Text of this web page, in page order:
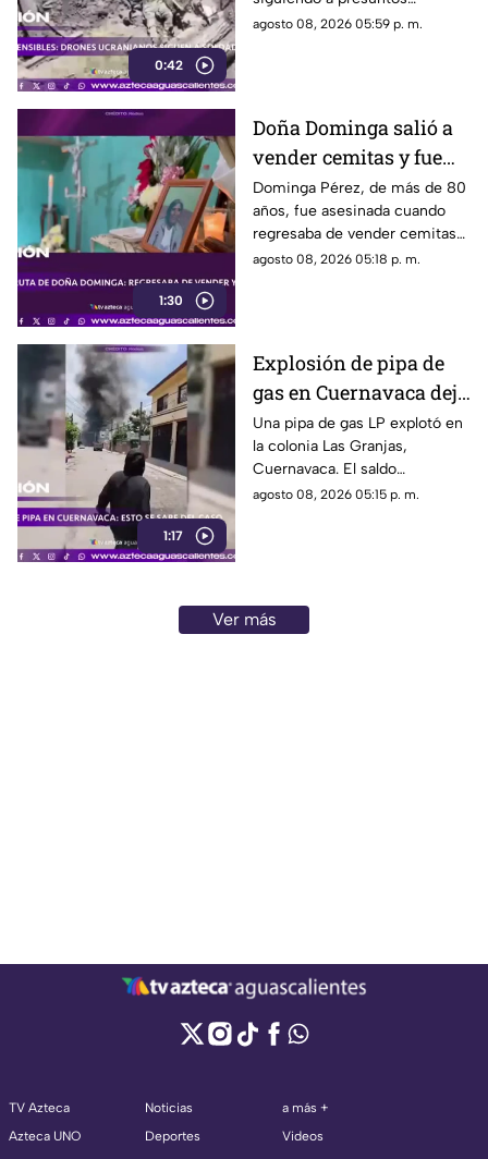
0:42
soldados rusos antes de un
agosto 08, 2026 05:59 p. m.
1:30
Doña Dominga salió a
vender cemitas y fue
asesinada al regresar a
casa; así fue la agresión
(VIDEO)
Dominga Pérez, de más de 80
años, fue asesinada cuando
regresaba de vender cemitas
en Chachapa. La Fiscalía de
agosto 08, 2026 05:18 p. m.
1:17
Explosión de pipa de
gas en Cuernavaca deja
21 personas lesionadas
Una pipa de gas LP explotó en
la colonia Las Granjas,
Cuernavaca. El saldo
preliminar es de 21 lesionados
agosto 08, 2026 05:15 p. m.
Ver más
TV Azteca
Azteca UNO
Noticias
Deportes
a más +
Videos